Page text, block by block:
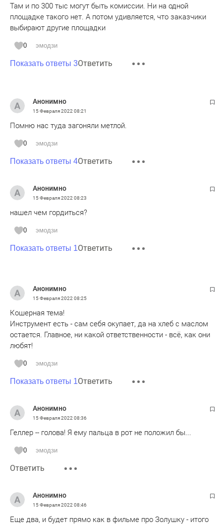
Там и по 300 тыс могут быть комиссии. Ни на одной
площадке такого нет. А потом удивляется, что заказчики
выбирают другие площадки
0 эмодзи
Показать ответы 3Ответить
Анонимно
15 Февраля 2022 08:21
Помню нас туда загоняли метлой.
0 эмодзи
Показать ответы 4Ответить
Анонимно
15 Февраля 2022 08:23
нашел чем гордиться?
0 эмодзи
Показать ответы 1Ответить
Анонимно
15 Февраля 2022 08:25
Кошерная тема!
Инструмент есть - сам себя окупает, да на хлеб с маслом
остается. Главное, ни какой ответственности - всё, как они
любят!
0 эмодзи
Показать ответы 1Ответить
Анонимно
15 Февраля 2022 08:36
Геллер -- голова! Я ему пальца в рот не положил бы...
0 эмодзи
Ответить
Анонимно
15 Февраля 2022 08:46
Еще два, и будет прямо как в фильме про Золушку - итого